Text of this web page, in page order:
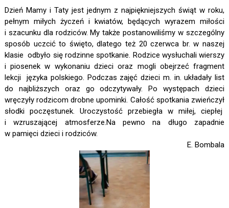
Dzień Mamy i Taty jest jednym z najpiękniejszych świąt w roku,
pełnym miłych życzeń i kwiatów, będących wyrazem miłości
i szacunku dla rodziców. My także postanowiliśmy w szczególny
sposób uczcić to święto, dlatego też 20 czerwca br. w naszej
klasie odbyło się rodzinne spotkanie. Rodzice wysłuchali wierszy
i piosenek w wykonaniu dzieci oraz mogli obejrzeć fragment
lekcji języka polskiego. Podczas zajęć dzieci m. in. układały list
do najbliższych oraz go odczytywały. Po występach dzieci
wręczyły rodzicom drobne upominki. Całość spotkania zwieńczył
słodki poczęstunek. Uroczystość przebiegła w miłej, ciepłej
i wzruszającej atmosferze.Na pewno na długo zapadnie
w pamięci dzieci i rodziców.
E. Bombala